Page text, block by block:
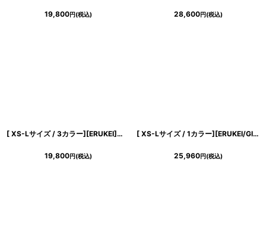
19,800円(税込) 28,600円(税込)
[ XS-Lサイズ / 3カラー][ERUKEI]フリルスリーブ・Vネック・フラワーコサージュ・ボタン・裾プリーツ・Aライン・ミニドレス・ワンピース[送料無料]
19,800円(税込)
[ XS-Lサイズ / 1カラー][ERUKEI/GINZA COUTURE]フリンジジャガード・ドット・ノースリーブ・Aライン・フレア・ミニドレス・ワンピース[送料無料]
25,960円(税込)